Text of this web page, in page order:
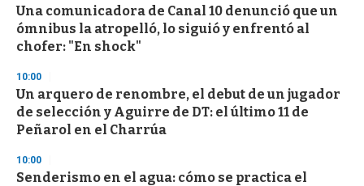
Una comunicadora de Canal 10 denunció que un
ómnibus la atropelló, lo siguió y enfrentó al
chofer: "En shock"
10:00
Un arquero de renombre, el debut de un jugador
de selección y Aguirre de DT: el último 11 de
Peñarol en el Charrúa
10:00
Senderismo en el agua: cómo se practica el